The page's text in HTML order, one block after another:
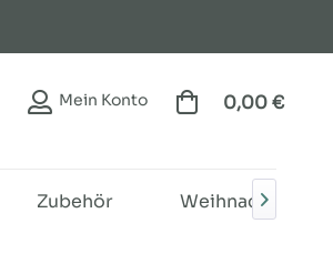
Mein Konto 0,00 €
Zubehör Weihnachten
